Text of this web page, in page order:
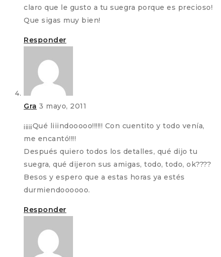
claro que le gusto a tu suegra porque es precioso!
Que sigas muy bien!
Responder
Gra 3 mayo, 2011
¡¡¡¡¡Qué liiindooooo!!!!!! Con cuentito y todo venía,
me encantó!!!!
Después quiero todos los detalles, qué dijo tu
suegra, qué dijeron sus amigas, todo, todo, ok????
Besos y espero que a estas horas ya estés
durmiendoooooo.
Responder